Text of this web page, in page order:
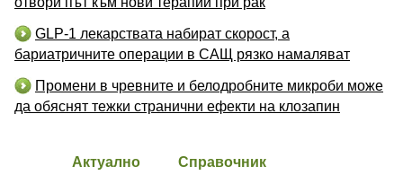
GLP-1 лекарствата набират скорост, а
бариатричните операции в САЩ рязко намаляват
Промени в чревните и белодробните микроби може
да обяснят тежки странични ефекти на клозапин
Актуално Справочник